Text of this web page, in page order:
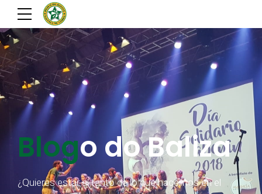
Blogo do Baliza
¿Quieres estar al tanto de lo que hacemos en el